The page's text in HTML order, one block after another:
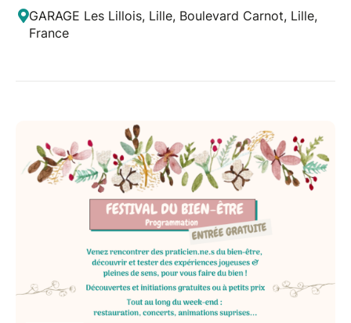
GARAGE Les Lillois, Lille, Boulevard Carnot, Lille,
France